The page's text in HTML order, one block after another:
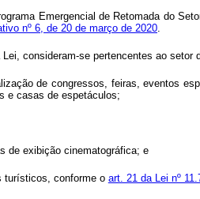
Emergencial de Retomada do
nº 6, de 20 de março de 2020.
Lei, consideram-se pertencentes ao
de congressos, feiras, eventos
e casas de espetáculos;
de exibição cinematográfica; e
turísticos, conforme o art. 21 da Lei nº